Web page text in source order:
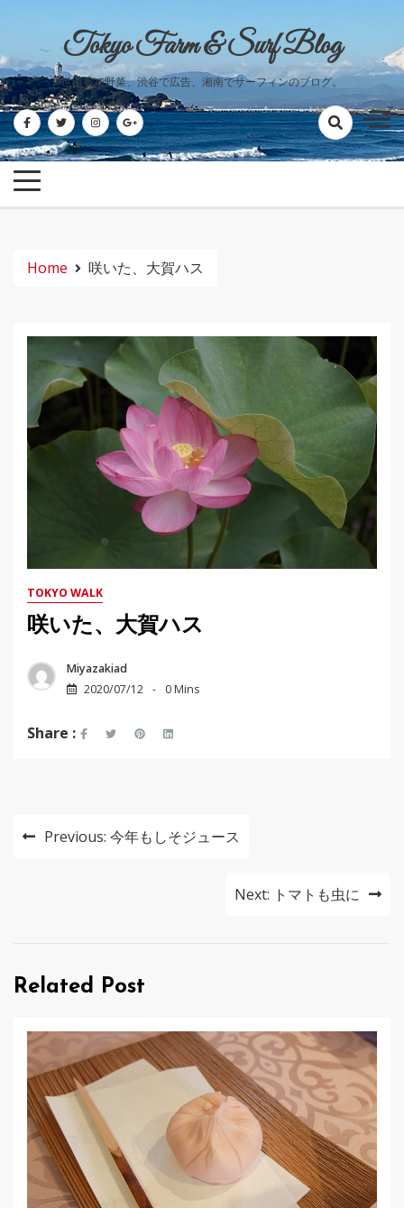
content
Tokyo Farm & Surf Blog
世田谷で野菜、渋谷で広告、湘南でサーフィンのブログ。
Home 咲いた、大賀ハス
TOKYO WALK
咲いた、大賀ハス
Miyazakiad
2020/07/12
0 Mins
Share :
投
ー
ョ
ン
Previous: 今年もしそジュース
Next: トマトも虫に
Related Post